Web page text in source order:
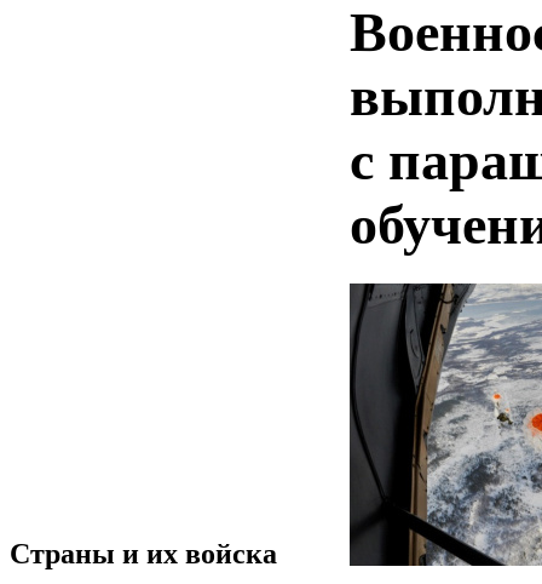
Страны и их войска
с